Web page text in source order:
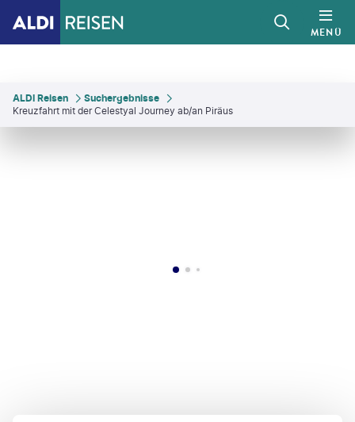
MENÜ
ALDI Reisen
Suchergebnisse
Kreuzfahrt mit der Celestyal Journey ab/an Piräus